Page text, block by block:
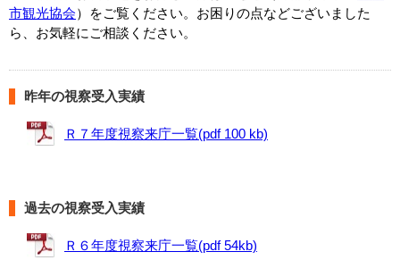
市観光協会）をご覧ください。お困りの点などございました
ら、お気軽にご相談ください。
昨年の視察受入実績
Ｒ７年度視察来庁一覧(pdf 100 kb)
過去の視察受入実績
Ｒ６年度視察来庁一覧(pdf 54kb)